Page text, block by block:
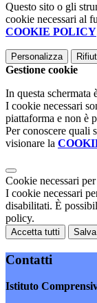
Questo sito o gli
cookie necessari al
COOKIE POLICY
Personalizza
Gestione cookie
In questa schermata
I cookie necessari
piattaforma e non è
Per conoscere quali
visionare la
Cookie necessari
I cookie necessari
disabilitati. È
policy.
Accetta tutti
Contatti
Istituto